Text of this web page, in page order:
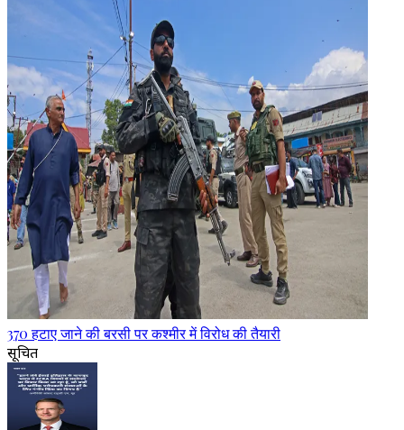
370 हटाए जाने की बरसी पर कश्मीर में विरोध की तैयारी
सूचित